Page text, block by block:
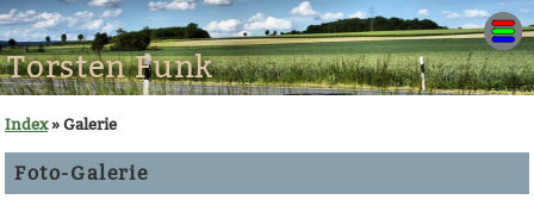
Torsten Funk
Index» Galerie
Foto-Galerie